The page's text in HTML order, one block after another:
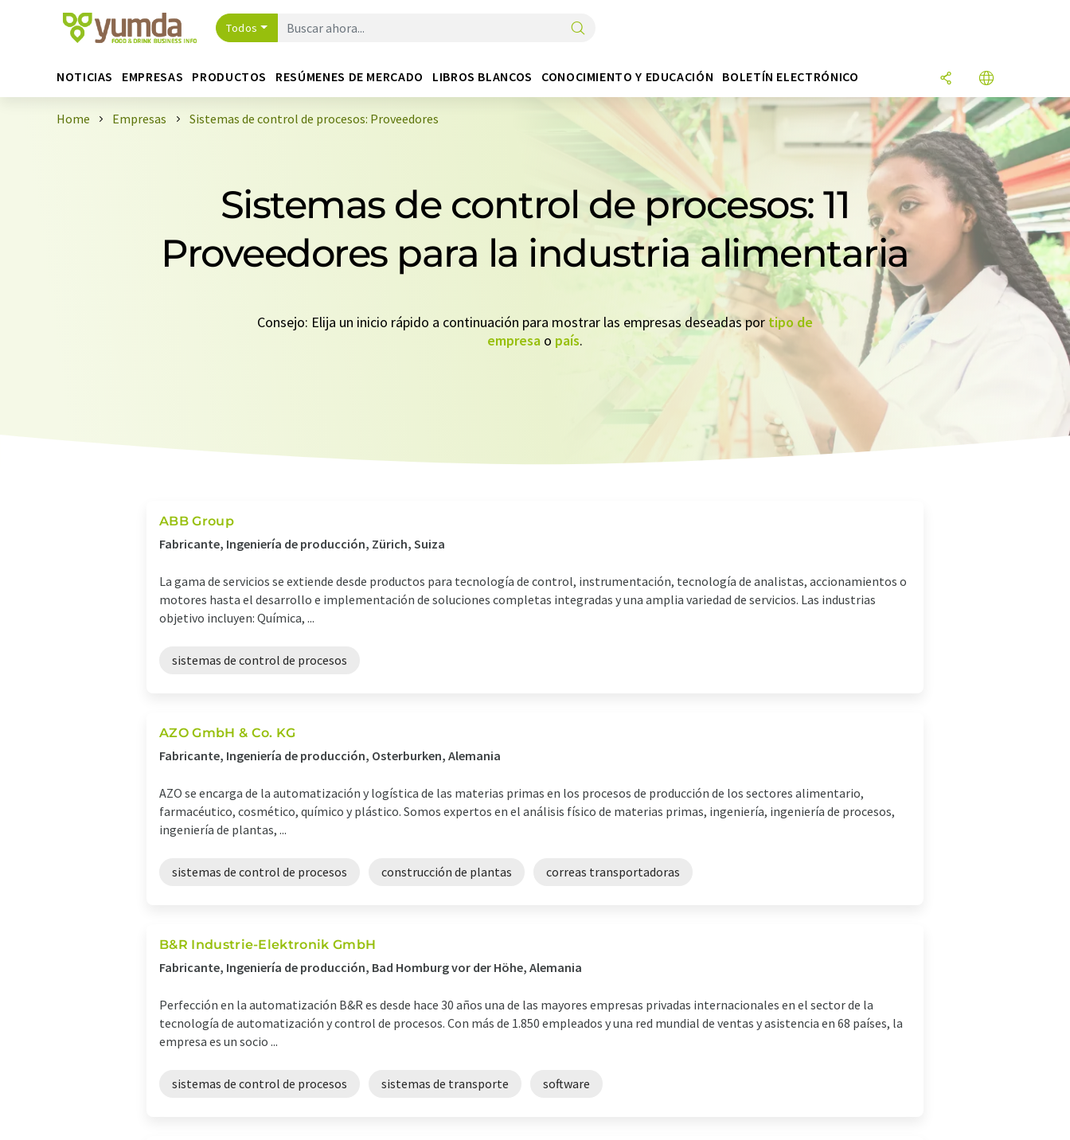
Todos
NOTICIAS EMPRESAS PRODUCTOS RESÚMENES DE MERCADO LIBROS BLANCOS CONOCIMIENTO Y EDUCACIÓN BOLETÍN ELECTRÓNICO
Home Empresas Sistemas de control de procesos: Proveedores
Sistemas de control de procesos: 11
Proveedores para la industria alimentaria
Consejo: Elija un inicio rápido a continuación para mostrar las empresas deseadas por tipo de
empresa o país.
ABB Group
Fabricante, Ingeniería de producción, Zürich, Suiza
La gama de servicios se extiende desde productos para tecnología de control, instrumentación, tecnología de analistas, accionamientos o
motores hasta el desarrollo e implementación de soluciones completas integradas y una amplia variedad de servicios. Las industrias
objetivo incluyen: Química, ...
sistemas de control de procesos
AZO GmbH & Co. KG
Fabricante, Ingeniería de producción, Osterburken, Alemania
AZO se encarga de la automatización y logística de las materias primas en los procesos de producción de los sectores alimentario,
farmacéutico, cosmético, químico y plástico. Somos expertos en el análisis físico de materias primas, ingeniería, ingeniería de procesos,
ingeniería de plantas, ...
sistemas de control de procesos construcción de plantas correas transportadoras
B&R Industrie-Elektronik GmbH
Fabricante, Ingeniería de producción, Bad Homburg vor der Höhe, Alemania
Perfección en la automatización B&R es desde hace 30 años una de las mayores empresas privadas internacionales en el sector de la
tecnología de automatización y control de procesos. Con más de 1.850 empleados y una red mundial de ventas y asistencia en 68 países, la
empresa es un socio ...
sistemas de control de procesos sistemas de transporte software